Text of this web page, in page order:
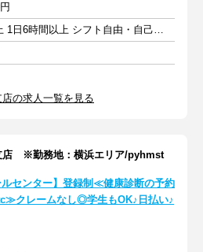
週3日以上 1日6時間以上 シフト自由・自己申告
の求人一覧を見る
店 ※勤務地：横浜エリア/pyhmst
ルセンター】登録制≪健康診断の予約
クレームなし◎学生もOK♪日払い♪